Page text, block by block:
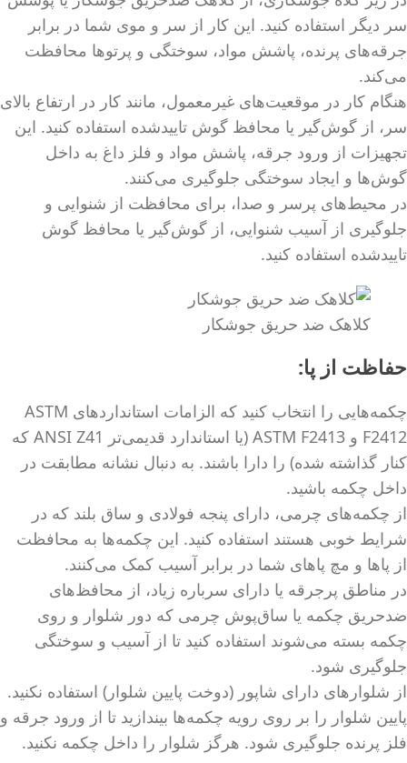
سر دیگر استفاده کنید. این کار از سر و موی شما در برابر
جرقه‌های پرنده، پاشش مواد، سوختگی و پرتوها محافظت
می‌کند.
هنگام کار در موقعیت‌های غیرمعمول، مانند کار در ارتفاع بالای
سر، از گوش‌گیر یا محافظ گوش تاییدشده استفاده کنید. این
تجهیزات از ورود جرقه، پاشش مواد و فلز داغ به داخل
گوش‌ها و ایجاد سوختگی جلوگیری می‌کنند.
در محیط‌های پرسر و صدا، برای محافظت از شنوایی و
جلوگیری از آسیب شنوایی، از گوش‌گیر یا محافظ گوش
تاییدشده استفاده کنید.
کلاهک ضد حریق جوشکار
حفاظت از پا:
چکمه‌هایی را انتخاب کنید که الزامات استانداردهای ASTM
F2412 و ASTM F2413 (یا استاندارد قدیمی‌تر ANSI Z41 که
کنار گذاشته شده) را دارا باشند. به دنبال نشانه مطابقت در
داخل چکمه باشید.
از چکمه‌های چرمی، دارای پنجه فولادی و ساق بلند که در
شرایط خوبی هستند استفاده کنید. این چکمه‌ها به محافظت
از پاها و مچ پاهای شما در برابر آسیب کمک می‌کنند.
در مناطق پرجرقه یا دارای سرباره زیاد، از محافظ‌های
ضدحریق چکمه یا ساق‌پوش چرمی که دور شلوار و روی
چکمه بسته می‌شوند استفاده کنید تا از آسیب و سوختگی
جلوگیری شود.
از شلوارهای دارای شاپور (دوخت پایین شلوار) استفاده نکنید.
پایین شلوار را بر روی رویه چکمه‌ها بیندازید تا از ورود جرقه و
فلز پرنده جلوگیری شود. هرگز شلوار را داخل چکمه نکنید.